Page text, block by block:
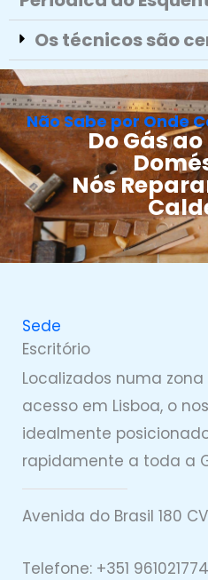
Os técnicos são
Não Sabe por Onde
Do Gás
Nós
Sede
Escritório
Localizados numa
acesso em Lisboa, o
idealmente
rapidamente a toda a
Avenida do Brasil 180
Telefone: +351 961021774